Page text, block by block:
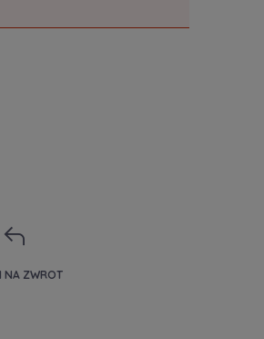
NA ZWROT